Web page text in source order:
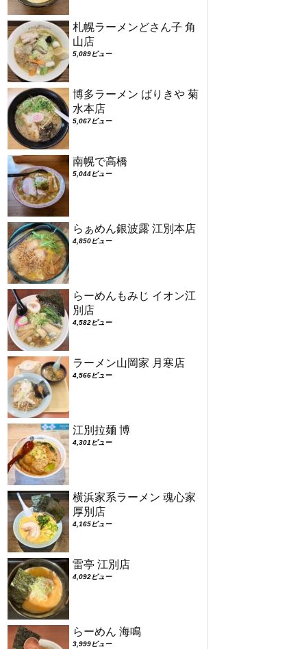
札幌ラーメンどさん子 角
山店
5,089ビュー
博多ラーメン ばりきや 菊
水本店
5,067ビュー
南幌で高橋
5,044ビュー
らぁめん銀波露 江別本店
4,850ビュー
らーめんもみじ イオン江
別店
4,582ビュー
ラーメン山岡家 月寒店
4,566ビュー
江別拉麺 博
4,301ビュー
横浜家系ラーメン 魂心家
厚別店
4,165ビュー
雷亭 江別店
4,092ビュー
らーめん 海鳴
3,999ビュー